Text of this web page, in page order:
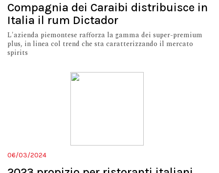
Compagnia dei Caraibi distribuisce in
Italia il rum Dictador
L'azienda piemontese rafforza la gamma dei super-premium
plus, in linea col trend che sta caratterizzando il mercato
spirits
06/03/2024